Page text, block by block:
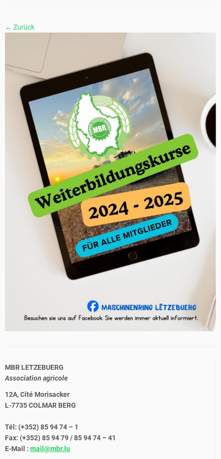
← Zurück
MBR LETZEBUERG
Association agricole
12A, Cité Morisacker
L-7735 COLMAR BERG
Tél: (+352) 85 94 74 – 1
Fax: (+352) 85 94 79 / 85 94 74 – 41
E-Mail : mail@mbr.lu